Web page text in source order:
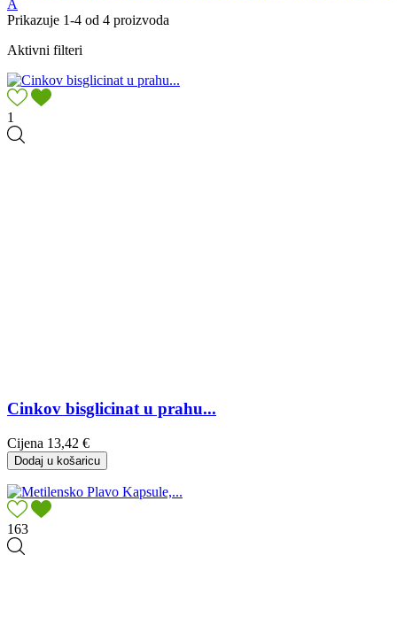
A
Prikazuje 1-4 od 4 proizvoda
Aktivni filteri
1
Cinkov bisglicinat u prahu...
Cijena 13,42 €
Dodaj u košaricu
163